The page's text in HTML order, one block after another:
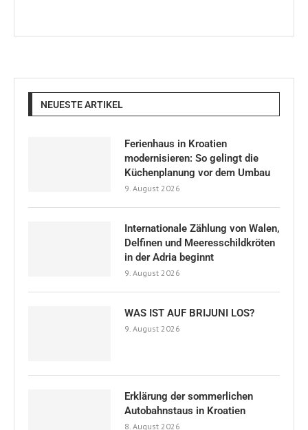
NEUESTE ARTIKEL
Ferienhaus in Kroatien
modernisieren: So gelingt die
Küchenplanung vor dem Umbau
9. August 2026
Internationale Zählung von Walen,
Delfinen und Meeresschildkröten
in der Adria beginnt
9. August 2026
WAS IST AUF BRIJUNI LOS?
9. August 2026
Erklärung der sommerlichen
Autobahnstaus in Kroatien
8. August 2026